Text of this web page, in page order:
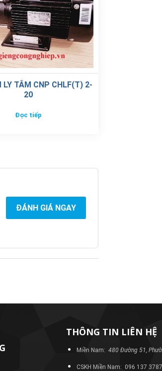
LY TÂM CNP CHLF(T) 2-
20
Đọc tiếp
ĐÁNH GIÁ NGAY
THÔNG TIN LIÊN HỆ
Miền Nam: 480 Đường 51,
CSKH Miền Nam: 096 137 3787